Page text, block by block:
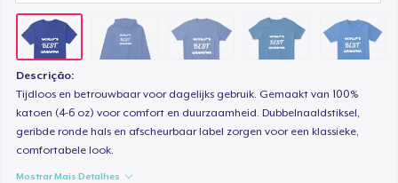
Descrição:
Tijdloos en betrouwbaar voor dagelijks gebruik. Gemaakt van 100%
katoen (4-6 oz) voor comfort en duurzaamheid. Dubbelnaaldstiksel,
geribde ronde hals en afscheurbaar label zorgen voor een klassieke,
comfortabele look.
Mostrar Mais Detalhes